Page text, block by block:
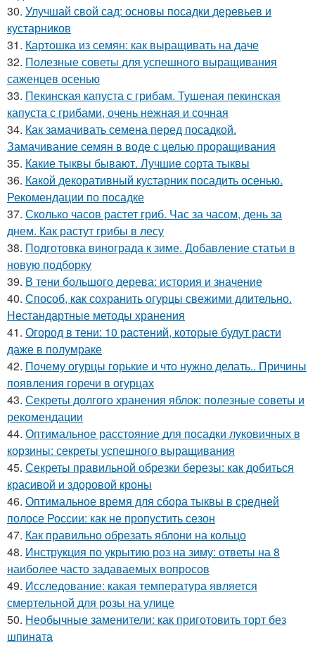
30. Улучшай свой сад: основы посадки деревьев и
кустарников
31. Картошка из семян: как выращивать на даче
32. Полезные советы для успешного выращивания
саженцев осенью
33. Пекинская капуста с грибам. Тушеная пекинская
капуста с грибами, очень нежная и сочная
34. Как замачивать семена перед посадкой.
Замачивание семян в воде с целью проращивания
35. Какие тыквы бывают. Лучшие сорта тыквы
36. Какой декоративный кустарник посадить осенью.
Рекомендации по посадке
37. Сколько часов растет гриб. Час за часом, день за
днем. Как растут грибы в лесу
38. Подготовка винограда к зиме. Добавление статьи в
новую подборку
39. В тени большого дерева: история и значение
40. Способ, как сохранить огурцы свежими длительно.
Нестандартные методы хранения
41. Огород в тени: 10 растений, которые будут расти
даже в полумраке
42. Почему огурцы горькие и что нужно делать.. Причины
появления горечи в огурцах
43. Секреты долгого хранения яблок: полезные советы и
рекомендации
44. Оптимальное расстояние для посадки луковичных в
корзины: секреты успешного выращивания
45. Секреты правильной обрезки березы: как добиться
красивой и здоровой кроны
46. Оптимальное время для сбора тыквы в средней
полосе России: как не пропустить сезон
47. Как правильно обрезать яблони на кольцо
48. Инструкция по укрытию роз на зиму: ответы на 8
наиболее часто задаваемых вопросов
49. Исследование: какая температура является
смертельной для розы на улице
50. Необычные заменители: как приготовить торт без
шпината